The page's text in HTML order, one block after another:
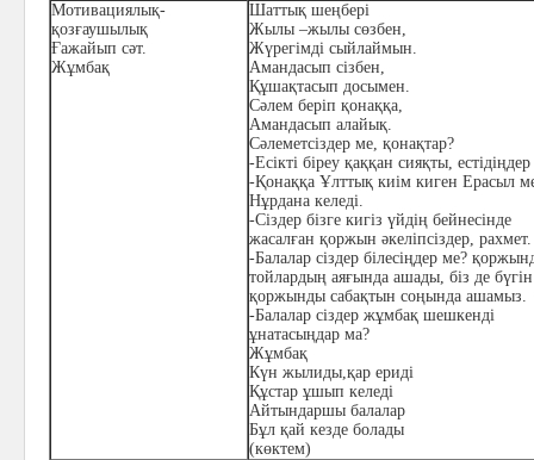
Мотивациялық-
қозғаушылық
Ғажайып сәт.
Жұмбақ
Шаттық шеңбері
Жылы –жылы сөзбен,
Жүрегімді сыйлаймын.
Амандасып сізбен,
Құшақтасып досымен.
Сәлем беріп қонаққа,
Амандасып алайық.
Сәлеметсіздер ме, қонақтар?
-Есікті біреу қаққан сияқты,
-Қонаққа Ұлттық киім киген Ерасыл
Нұрдана келеді.
-Сіздер бізге кигіз үйдің бейнесінде
жасалған қоржын әкеліпсіздер, рахмет.
-Балалар сіздер білесіңдер ме?
тойлардың аяғында ашады, біз де бүгін
қоржынды сабақтын соңында ашамыз.
-Балалар сіздер жұмбақ шешкенді
ұнатасыңдар ма?
Жұмбақ
Күн жылиды,қар ериді
Құстар ұшып келеді
Айтындаршы балалар
Бұл қай кезде болады
(көктем)